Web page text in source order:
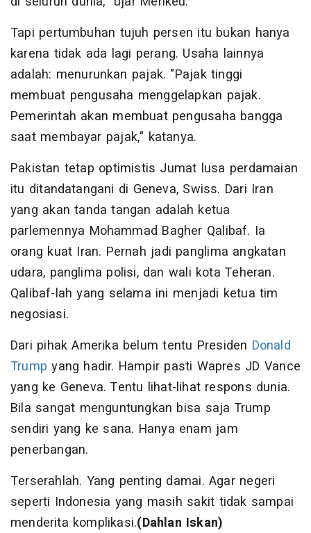
Tapi pertumbuhan tujuh persen itu bukan hanya
karena tidak ada lagi perang. Usaha lainnya
adalah: menurunkan pajak. "Pajak tinggi
membuat pengusaha menggelapkan pajak.
Pemerintah akan membuat pengusaha bangga
saat membayar pajak," katanya.
Pakistan tetap optimistis Jumat lusa perdamaian
itu ditandatangani di Geneva, Swiss. Dari Iran
yang akan tanda tangan adalah ketua
parlemennya Mohammad Bagher Qalibaf. Ia
orang kuat Iran. Pernah jadi panglima angkatan
udara, panglima polisi, dan wali kota Teheran.
Qalibaf-lah yang selama ini menjadi ketua tim
negosiasi.
Dari pihak Amerika belum tentu Presiden Donald
Trump yang hadir. Hampir pasti Wapres JD Vance
yang ke Geneva. Tentu lihat-lihat respons dunia.
Bila sangat menguntungkan bisa saja Trump
sendiri yang ke sana. Hanya enam jam
penerbangan.
Terserahlah. Yang penting damai. Agar negeri
seperti Indonesia yang masih sakit tidak sampai
menderita komplikasi.(Dahlan Iskan)